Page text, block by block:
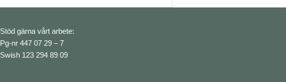
Stöd gärna vårt arbete:
Pg-nr 447 07 29 – 7
Swish 123 294 89 09